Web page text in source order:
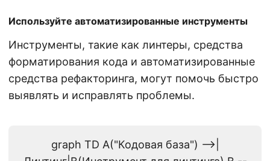
Используйте автоматизированные инструменты
Инструменты, такие как линтеры, средства
форматирования кода и автоматизированные
средства рефакторинга, могут помочь быстро
выявлять и исправлять проблемы.
graph TD A("Кодовая база") -->|